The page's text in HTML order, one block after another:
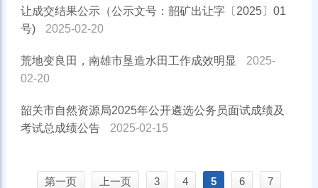
让成交结果公示（公示文号：韶矿出让字〔2025〕01
号)
2025-02-20
荒地变良田，南雄市垦造水田工作成效明显
2025-
02-20
韶关市自然资源局2025年公开遴选公务员面试成绩及
考试总成绩公告
2025-02-15
第一页 上一页 3 4 5 6 7